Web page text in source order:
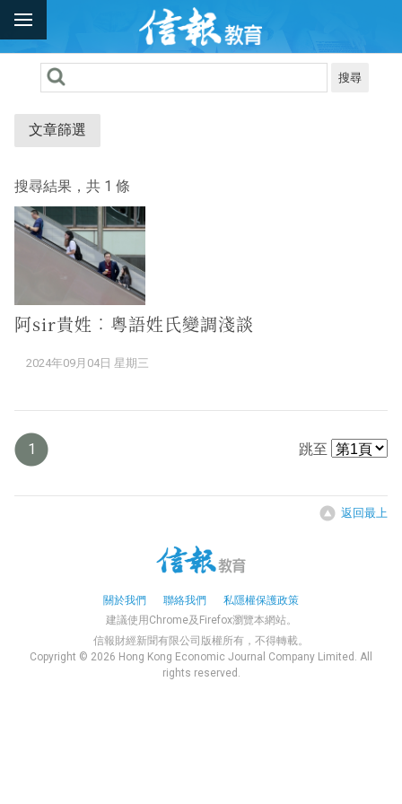
搜尋
文章篩選
搜尋結果，共 1 條
阿sir貴姓︰粵語姓氏變調淺談
2024年09月04日 星期三
1 跳至
返回最上
關於我們 聯絡我們
私隱權保護政策
建議使用Chrome及Firefox瀏覽本網站。
信報財經新聞有限公司版權所有，不得轉載。
Copyright © 2026 Hong Kong Economic Journal Company Limited. All
rights reserved.